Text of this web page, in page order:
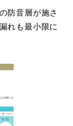
防音層が施さ
れも最小限に